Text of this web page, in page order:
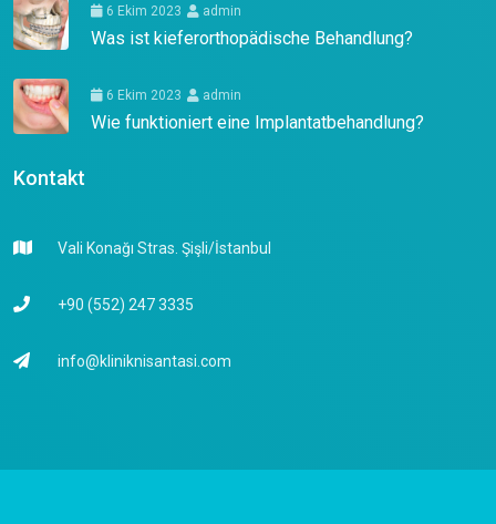
6 Ekim 2023 admin
Was ist kieferorthopädische Behandlung?
6 Ekim 2023 admin
Wie funktioniert eine Implantatbehandlung?
Kontakt
Vali Konağı Stras. Şişli/İstanbul
+90 (552) 247 3335
info@kliniknisantasi.com